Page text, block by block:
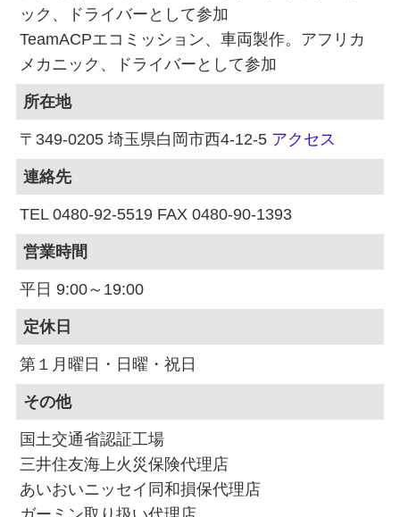
ック、ドライバーとして参加
TeamACPエコミッション、車両製作。アフリカ
メカニック、ドライバーとして参加
所在地
〒349-0205 埼玉県白岡市西4-12-5 アクセス
連絡先
TEL 0480-92-5519 FAX 0480-90-1393
営業時間
平日 9:00～19:00
定休日
第１月曜日・日曜・祝日
その他
国土交通省認証工場
三井住友海上火災保険代理店
あいおいニッセイ同和損保代理店